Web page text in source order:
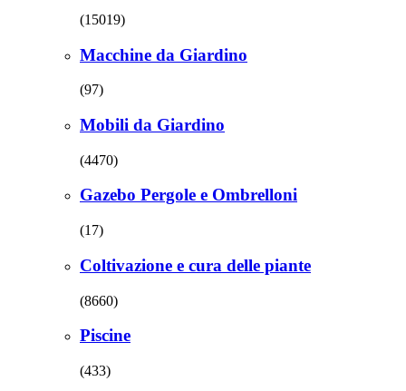
(15019)
Macchine da Giardino
(97)
Mobili da Giardino
(4470)
Gazebo Pergole e Ombrelloni
(17)
Coltivazione e cura delle piante
(8660)
Piscine
(433)